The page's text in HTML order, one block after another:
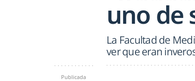
uno de
La Facultad de
ver que eran
Publicada